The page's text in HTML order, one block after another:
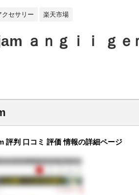
クセサリー 楽天市場
ａｎｇｉｉ ｇｅ
評判 口コミ 評価 情報の詳細ページ